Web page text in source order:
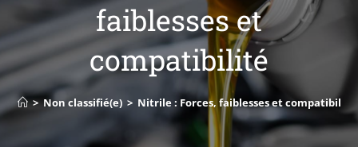
faiblesses et
compatibilité
> Non classifié(e) > Nitrile : Forces, faiblesses et compatibilité